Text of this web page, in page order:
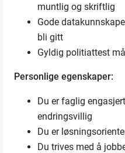
muntlig og skriftlig
Gode
bli gitt
Gyldig politiattest
Personlige egenskaper:
Du er faglig
endringsvillig
Du er
Du trives med å